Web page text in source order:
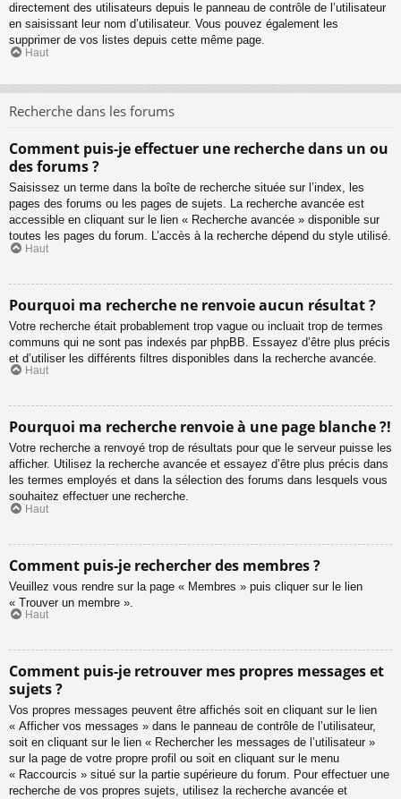
directement des utilisateurs depuis le panneau de contrôle de l’utilisateur
en saisissant leur nom d’utilisateur. Vous pouvez également les
supprimer de vos listes depuis cette même page.
Haut
Recherche dans les forums
Comment puis-je effectuer une recherche dans un ou
des forums ?
Saisissez un terme dans la boîte de recherche située sur l’index, les
pages des forums ou les pages de sujets. La recherche avancée est
accessible en cliquant sur le lien « Recherche avancée » disponible sur
toutes les pages du forum. L’accès à la recherche dépend du style utilisé.
Haut
Pourquoi ma recherche ne renvoie aucun résultat ?
Votre recherche était probablement trop vague ou incluait trop de termes
communs qui ne sont pas indexés par phpBB. Essayez d’être plus précis
et d’utiliser les différents filtres disponibles dans la recherche avancée.
Haut
Pourquoi ma recherche renvoie à une page blanche ?!
Votre recherche a renvoyé trop de résultats pour que le serveur puisse les
afficher. Utilisez la recherche avancée et essayez d’être plus précis dans
les termes employés et dans la sélection des forums dans lesquels vous
souhaitez effectuer une recherche.
Haut
Comment puis-je rechercher des membres ?
Veuillez vous rendre sur la page « Membres » puis cliquer sur le lien
« Trouver un membre ».
Haut
Comment puis-je retrouver mes propres messages et
sujets ?
Vos propres messages peuvent être affichés soit en cliquant sur le lien
« Afficher vos messages » dans le panneau de contrôle de l’utilisateur,
soit en cliquant sur le lien « Rechercher les messages de l’utilisateur »
sur la page de votre propre profil ou soit en cliquant sur le menu
« Raccourcis » situé sur la partie supérieure du forum. Pour effectuer une
recherche de vos propres sujets, utilisez la recherche avancée et